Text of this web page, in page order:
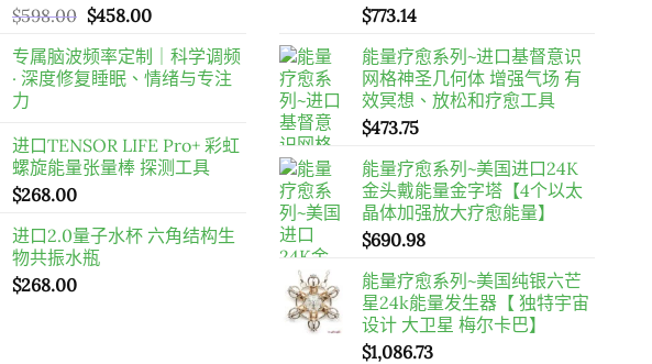
$598.00 原
價
格：
$458.00目
價
格：
专属脑波频率定制｜科学调频
· 深度修复睡眠、情绪与专注
力
进口TENSOR LIFE Pro+ 彩虹
螺旋能量张量棒 探测工具
$268.00
进口2.0量子水杯 六角结构生
物共振水瓶
$268.00
$773.14
能量疗愈系列~进口基督意识
网格神圣几何体 增强气场 有
效冥想、放松和疗愈工具
$473.75
能量疗愈系列~美国进口24K
金头戴能量金字塔【4个以太
晶体加强放大疗愈能量】
$690.98
能量疗愈系列~美国纯银六芒
星24k能量发生器【 独特宇宙
设计 大卫星 梅尔卡巴】
$1,086.73